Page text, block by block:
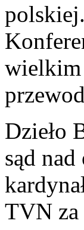
wielkim
Dzieło
sąd
TVN za